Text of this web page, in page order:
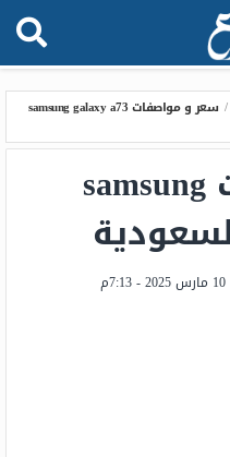
/
سعر و مواصفات samsung galaxy a73
سعر و مواصفات samsung
10 مارس 2025 - 7:13م